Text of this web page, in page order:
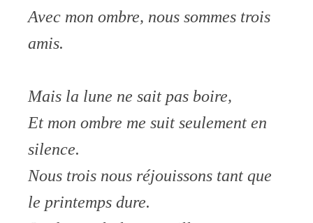
Avec mon ombre, nous sommes trois
amis.
Mais la lune ne sait pas boire,
Et mon ombre me suit seulement en
silence.
Nous trois nous réjouissons tant que
le printemps dure.